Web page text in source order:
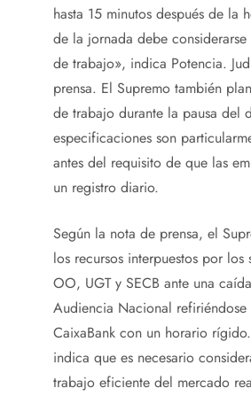
hasta 15 minutos después de la
de la jornada debe
de trabajo», indica Potencia.
prensa. El Supremo también
de trabajo durante la pausa del
especificaciones son
antes del requisito de que las
un registro diario.
Según la nota de prensa, el
los recursos interpuestos por los
OO, UGT y SECB ante una
Audiencia Nacional
CaixaBank con un horario
indica que es necesario
trabajo eficiente del mercado